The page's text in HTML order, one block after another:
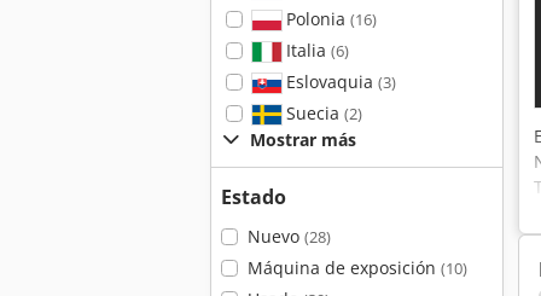
Polonia (16)
Italia (6)
Eslovaquia (3)
Suecia (2)
Mostrar más
Estado
Nuevo (28)
Máquina de exposición (10)